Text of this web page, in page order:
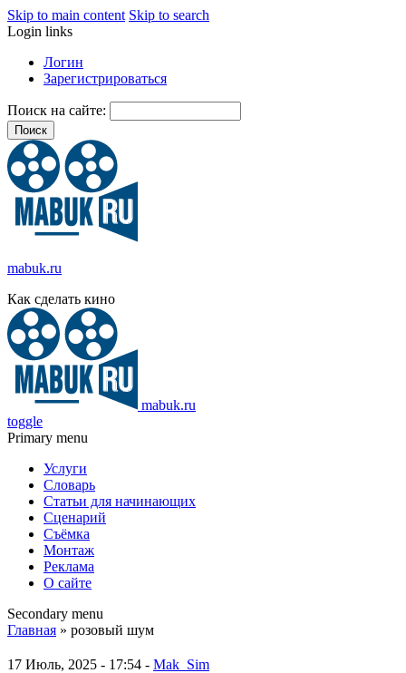
Skip to main content Skip to search
Login links
Логин
Зарегистрироваться
Поиск на сайте:
mabuk.ru
Как сделать кино
mabuk.ru
toggle
Primary menu
Услуги
Словарь
Статьи для начинающих
Сценарий
Съёмка
Монтаж
Реклама
О сайте
Secondary menu
Главная » розовый шум
17 Июль, 2025 - 17:54 - Mak_Sim